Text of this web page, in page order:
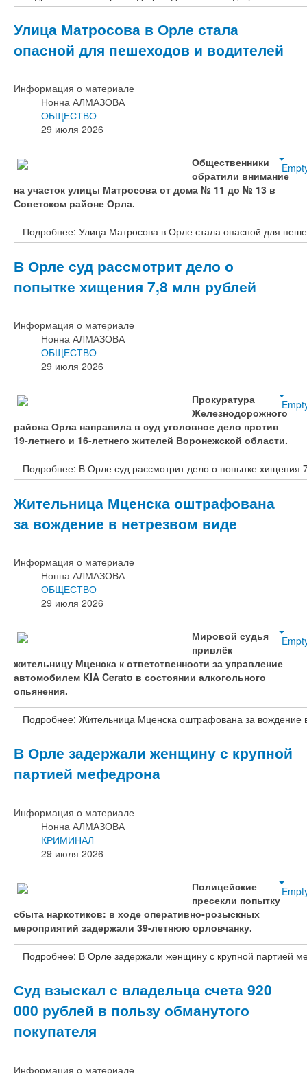
Улица Матросова в Орле стала
опасной для пешеходов и водителей
Информация о материале
Нонна АЛМАЗОВА
ОБЩЕСТВО
29 июля 2026
Общественники
обратили внимание
на участок улицы Матросова от дома № 11 до № 13 в
Советском районе Орла.
Подробнее: Улица Матросова в Орле стала опасной для
В Орле суд рассмотрит дело о
попытке хищения 7,8 млн рублей
Информация о материале
Нонна АЛМАЗОВА
ОБЩЕСТВО
29 июля 2026
Прокуратура
Железнодорожного
района Орла направила в суд уголовное дело против
19‑летнего и 16‑летнего жителей Воронежской области.
Подробнее: В Орле суд рассмотрит дело о попытке хищения
Жительница Мценска оштрафована
за вождение в нетрезвом виде
Информация о материале
Нонна АЛМАЗОВА
ОБЩЕСТВО
29 июля 2026
Мировой судья
привлёк
жительницу Мценска к ответственности за управление
автомобилем KIA Cerato в состоянии алкогольного
опьянения.
Подробнее: Жительница Мценска оштрафована за вождение
В Орле задержали женщину с крупной
партией мефедрона
Информация о материале
Нонна АЛМАЗОВА
КРИМИНАЛ
29 июля 2026
Полицейские
пресекли попытку
сбыта наркотиков: в ходе оперативно‑розыскных
мероприятий задержали 39-летнюю орловчанку.
Подробнее: В Орле задержали женщину с крупной партией
Суд взыскал с владельца счета 920
000 рублей в пользу обманутого
покупателя
Информация о материале